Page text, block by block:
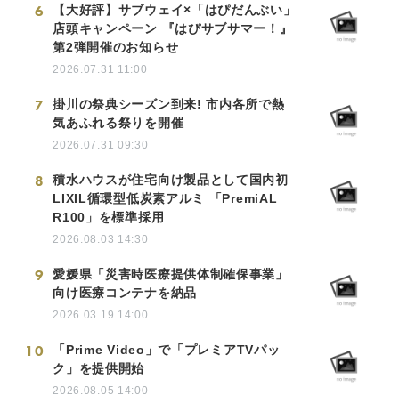
6
【大好評】サブウェイ×「はぴだんぶい」
店頭キャンペーン 『はぴサブサマー！』
第2弾開催のお知らせ
2026.07.31 11:00
7
掛川の祭典シーズン到来! 市内各所で熱
気あふれる祭りを開催
2026.07.31 09:30
8
積水ハウスが住宅向け製品として国内初
LIXIL循環型低炭素アルミ 「PremiAL
R100」を標準採用
2026.08.03 14:30
9
愛媛県「災害時医療提供体制確保事業」
向け医療コンテナを納品
2026.03.19 14:00
10
「Prime Video」で「プレミアTVパッ
ク」を提供開始
2026.08.05 14:00